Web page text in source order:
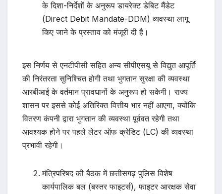
के दिशा-निर्देशों के अनुरूप डायरेक्ट डेबिट मैंडेट
(Direct Debit Mandate-DDM) व्यवस्था लागू
किए जाने के प्रस्ताव को मंजूरी दी है।
इस निर्णय से एनटीपीसी सहित अन्य सीपीएसयू से विद्युत आपूर्ति
की निरंतरता सुनिश्चित होगी तथा भुगतान सुरक्षा की व्यवस्था
आरबीआई के वर्तमान प्रावधानों के अनुरूप हो सकेगी। राज्य
शासन पर इससे कोई अतिरिक्त वित्तीय भार नहीं आएगा, क्योंकि
वितरण कंपनी द्वारा भुगतान की व्यवस्था पूर्ववत रहेगी तथा
आवश्यक होने पर पहले लेटर ऑफ क्रेडिट (LC) की व्यवस्था
प्रभावी रहेगी।
मंत्रिपरिषद की बैठक में छत्तीसगढ़ पुलिस विशेष
कार्यपालिक बल (बस्तर फाइटर्स), फाइटर आरक्षक सेवा